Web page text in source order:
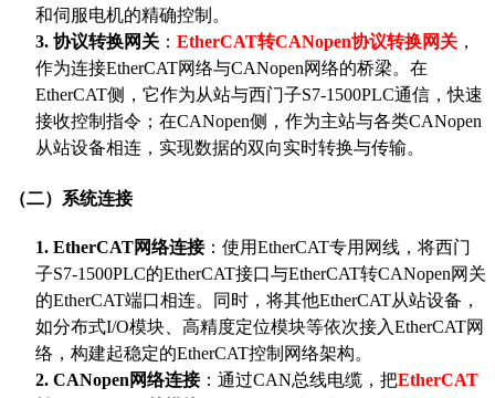
和伺服电机的精确控制。
3. 协议转换网关 ： EtherCAT转CANopen协议转换网关 ，
作为连接EtherCAT网络与CANopen网络的桥梁。在
EtherCAT侧，它作为从站与西门子S7-1500PLC通信，快速
接收控制指令；在CANopen侧，作为主站与各类CANopen
从站设备相连，实现数据的双向实时转换与传输。
（二）系统连接
1. EtherCAT网络连接：使用EtherCAT专用网线，将西门
子S7-1500PLC的EtherCAT接口与EtherCAT转CANopen网关
的EtherCAT端口相连。同时，将其他EtherCAT从站设备，
如分布式I/O模块、高精度定位模块等依次接入EtherCAT网
络，构建起稳定的EtherCAT控制网络架构。
2. CANopen网络连接：通过CAN总线电缆，把EtherCAT